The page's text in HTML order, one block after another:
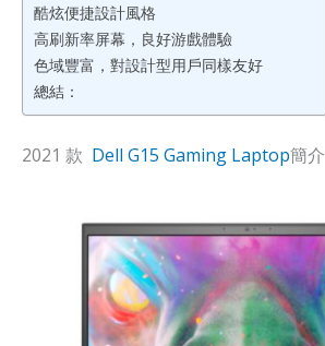
酷炫便捷設計風格
高刷新率屏幕，良好游戲體驗
色域豐富，對設計型用戶同樣友好
總結：
2021 款 Dell G15 Gaming Laptop簡介